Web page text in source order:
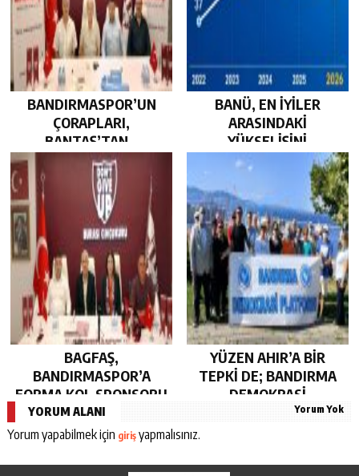
BANDIRMASPOR’UN
ÇORAPLARI,
BANTAŞ’TAN…
BANÜ, EN İYİLER
ARASINDAKİ
YÜKSELİŞİNİ
SÜRDÜRDÜ…
BAGFAŞ,
BANDIRMASPOR’A
FORMA KOL SPONSORU
OLARAK KUCAK AÇTI…
YÜZEN AHIR’A BİR
TEPKİ DE; BANDIRMA
DEMOKRASİ
PLATFORMU’NDAN…
YORUM ALANI Yorum Yok
Yorum yapabilmek için girişyapmalısınız.